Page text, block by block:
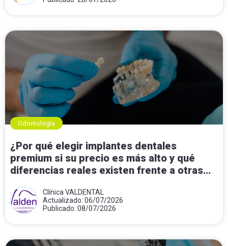
Odontología
¿Por qué elegir implantes dentales
premium si su precio es más alto y qué
diferencias reales existen frente a otras
Clínica VALDENTAL
Actualizado: 06/07/2026
Publicado: 08/07/2026